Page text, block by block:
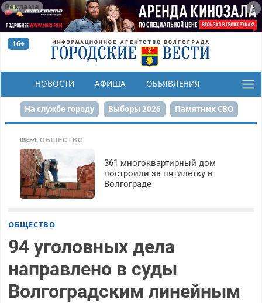
Реклама
16+
НОВОСТИ АФИША ОБЪЯВЛЕНИЯ
КОНКУРСЫ
На службе городу Выборы 2026 Памятник СВО
Набережная День Победы Реконструкция ЦПКиО
80-летие Победы Парк Героев-летчиков
09:54, ОБЩЕСТВО
361 многоквартирный дом
построили за пятилетку в
Волгограде
ОБЩЕСТВО
94 уголовных дела
направлено в суды
Волгоградским линейным